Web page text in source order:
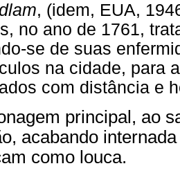
, (idem, EUA,
no ano de 1761,
se de suas
na cidade, para
com distância e
principal, ao
acabando
como louca.